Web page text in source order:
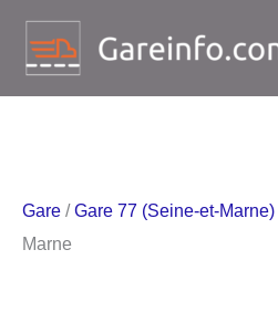
contenu
Gare /Gare 77 (Seine-et-Marne)
Marne